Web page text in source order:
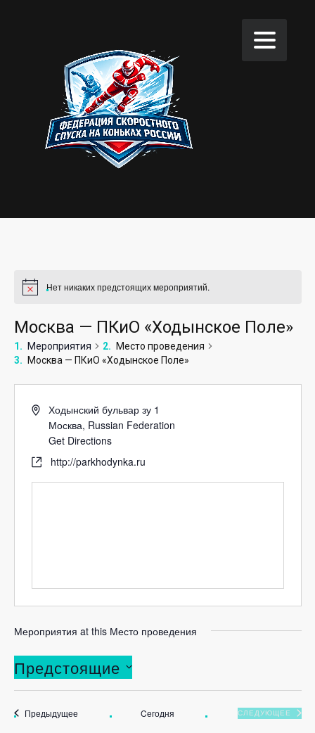
Нет никаких предстоящих мероприятий.
Москва — ПКиО «Ходынское Поле»
Мероприятия
Место проведения
Москва — ПКиО «Ходынское Поле»
Ходынский бульвар зу 1
Москва, Russian Federation
Get Directions
http://parkhodynka.ru
Мероприятия at this Место проведения
Предстоящие
ПредыдущееМероприятия Cегодня
СЛЕДУЮЩЕЕ